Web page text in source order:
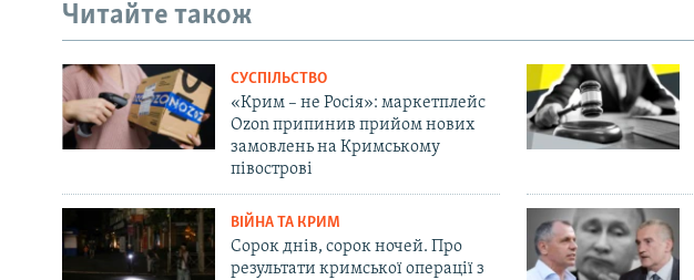
Читайте також
СУСПІЛЬСТВО
«Крим – не Росія»: маркетплейс
Ozon припинив прийом нових
замовлень на Кримському
півострові
ВІЙНА ТА КРИМ
Сорок днів, сорок ночей. Про
результати кримської операції з